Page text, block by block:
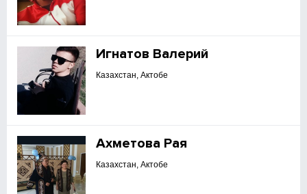
Игнатов Валерий
Казахстан, Актобе
Ахметова Рая
Казахстан, Актобе